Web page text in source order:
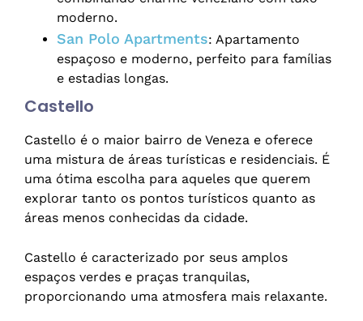
moderno.
San Polo Apartments: Apartamento
espaçoso e moderno, perfeito para famílias
e estadias longas.
Castello
Castello é o maior bairro de Veneza e oferece
uma mistura de áreas turísticas e residenciais. É
uma ótima escolha para aqueles que querem
explorar tanto os pontos turísticos quanto as
áreas menos conhecidas da cidade.
Castello é caracterizado por seus amplos
espaços verdes e praças tranquilas,
proporcionando uma atmosfera mais relaxante.